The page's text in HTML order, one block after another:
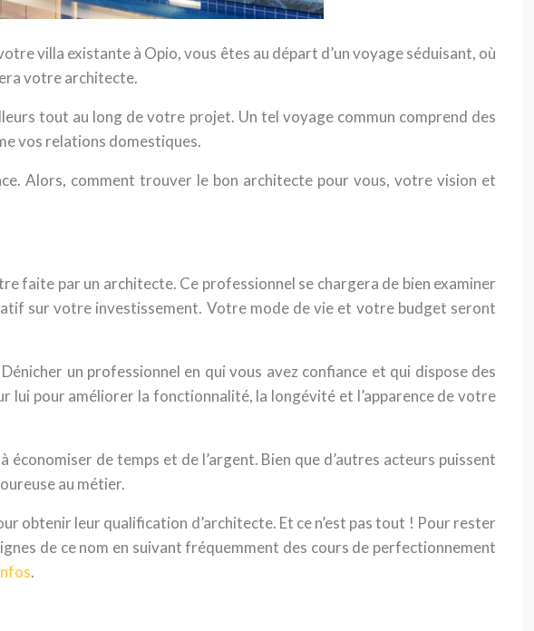
villa existante à Opio, vous êtes au départ d’un voyage séduisant, où
votre architecte.
tout au long de votre projet. Un tel voyage commun comprend des
vos relations domestiques.
Alors, comment trouver le bon architecte pour vous, votre vision et
faite par un architecte. Ce professionnel se chargera de bien examiner
sur votre investissement. Votre mode de vie et votre budget seront
un professionnel en qui vous avez confiance et qui dispose des
lui pour améliorer la fonctionnalité, la longévité et l’apparence de votre
de temps et de l’argent. Bien que d’autres acteurs puissent
au métier.
obtenir leur qualification d’architecte. Et ce n’est pas tout ! Pour rester
de ce nom en suivant fréquemment des cours de perfectionnement
.